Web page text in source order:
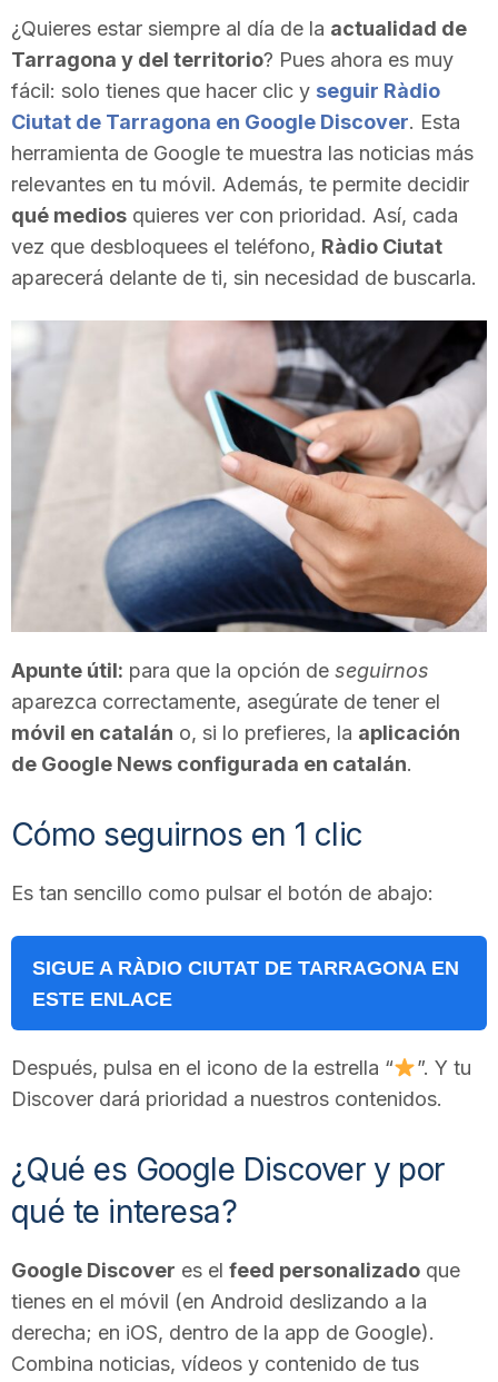
u
t
r
r
a
¿Quieres estar siempre al día de la actualidad de
Tarragona y del territorio? Pues ahora es muy
fácil: solo tienes que hacer clic y seguir Ràdio
Ciutat de Tarragona en Google Discover. Esta
herramienta de Google te muestra las noticias más
relevantes en tu móvil. Además, te permite decidir
qué medios quieres ver con prioridad. Así, cada
vez que desbloquees el teléfono, Ràdio Ciutat
aparecerá delante de ti, sin necesidad de buscarla.
Apunte útil: para que la opción de seguirnos
aparezca correctamente, asegúrate de tener el
móvil en catalán o, si lo prefieres, la aplicación
de Google News configurada en catalán.
Cómo seguirnos en 1 clic
Es tan sencillo como pulsar el botón de abajo:
SIGUE A RÀDIO CIUTAT DE TARRAGONA EN
ESTE ENLACE
Después, pulsa en el icono de la estrella “
”. Y tu
Discover dará prioridad a nuestros contenidos.
¿Qué es Google Discover y por
qué te interesa?
Google Discover es el feed personalizado que
tienes en el móvil (en Android deslizando a la
derecha; en iOS, dentro de la app de Google).
Combina noticias, vídeos y contenido de tus